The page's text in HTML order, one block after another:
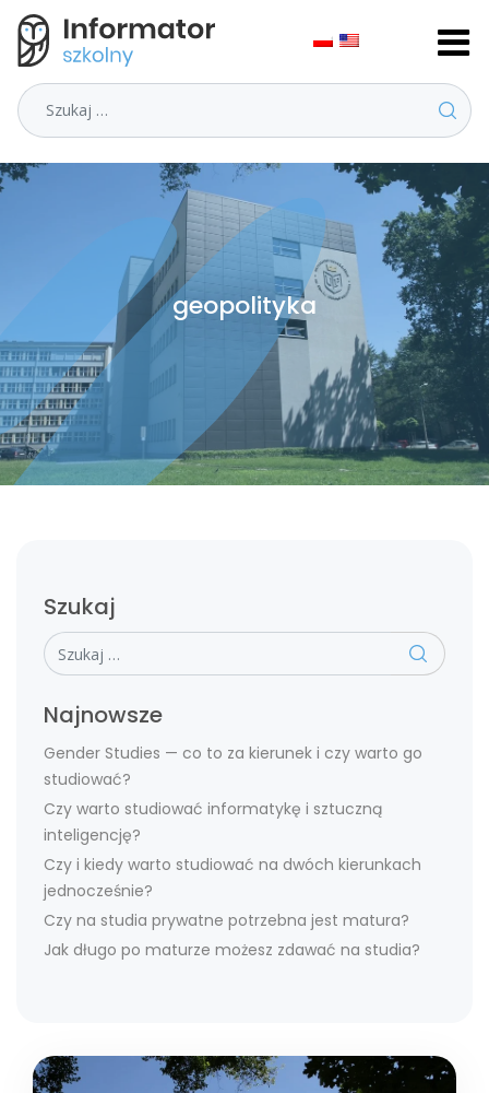
Szukaj
geopolityka
Szukaj
Szukaj
Najnowsze
Gender Studies — co to za kierunek i czy warto go
studiować?
Czy warto studiować informatykę i sztuczną
inteligencję?
Czy i kiedy warto studiować na dwóch kierunkach
jednocześnie?
Czy na studia prywatne potrzebna jest matura?
Jak długo po maturze możesz zdawać na studia?